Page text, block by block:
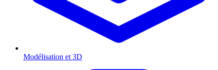
Modélisation et 3D